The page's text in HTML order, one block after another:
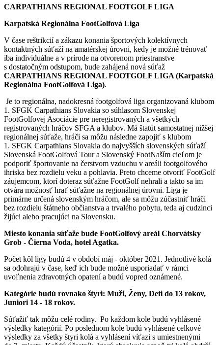
CARPATHIANS REGIONAL FOOTGOLF LIGA
Karpatská Regionálna FootGolfová Liga
V čase reštrikcií a zákazu konania športových kolektívnych
kontaktných súťaží na amatérskej úrovni, kedy je možné trénovať
iba individuálne a v prírode na otvorenom priestranstve
s dostatočným odstupom, bude zahájená nová súťaž
CARPATHIANS REGIONAL FOOTGOLF LIGA (Karpatská
Regionálna FootGolfová Liga).
Je to regionálna, nadokresná footgolfová liga organizovaná klubom
1. SFGK Carpathians Slovakia so súhlasom Slovenskej
FootGolfovej Asociácie pre neregistrovaných a všetkých
registrovaných hráčov SFGA a klubov. Má štatút samostatnej nižšej
regionálnej súťaže, hráči sa môžu následne zapojiť s klubom
1. SFGK Carpathians Slovakia do najvyšších slovenských súťaží
Slovenská FootGolfová Tour a Slovenský FootNaším cieľom je
podporiť športovanie na čerstvom vzduchu v areáli footgolfového
ihriska bez rozdielu veku a pohlavia. Preto chceme otvoriť FootGolf
záujemcom, ktorí doteraz súťažne FootGolf nehrali a takto sa im
otvára možnosť hrať súťažne na regionálnej úrovni. Liga je
primárne určená slovenským hráčom, ale sa môžu zúčastniť hráči
bez rozdielu štátneho občianstva a trvalého pobytu, teda aj cudzinci
žijúci alebo pracujúci na Slovensku.
Miesto konania súťaže bude FootGolfový areál Chorvátsky
Grob - Čierna Voda, hotel Agatka.
Počet kôl ligy budú 4 v období máj - október 2021. Jednotlivé kolá
sa odohrajú v čase, keď ich bude možné usporiadať v rámci
uvoľnenia zdravotných opatení a budú vopred oznámené.
Kategórie budú rovnako štyri: Muži, Ženy, Deti do 13 rokov,
Juniori 14 - 18 rokov.
Súťažiť tak môžu celé rodiny. Po každom kole budú vyhlásené
výsledky kategórií. Po poslednom kole budú vyhlásené celkové
výsledky za všetky štyri kolá a vyhlásení víťazi s umiestnenými